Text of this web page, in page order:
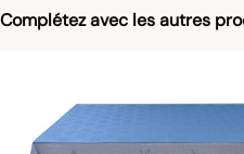
Complétez avec les autres